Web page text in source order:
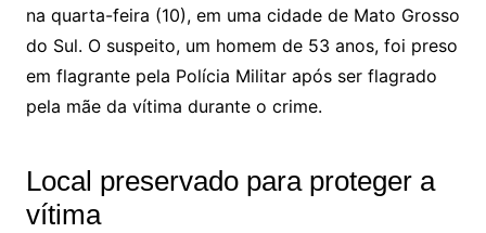
na quarta-feira (10), em uma cidade de Mato Grosso
do Sul. O suspeito, um homem de 53 anos, foi preso
em flagrante pela Polícia Militar após ser flagrado
pela mãe da vítima durante o crime.
Local preservado para proteger a
vítima